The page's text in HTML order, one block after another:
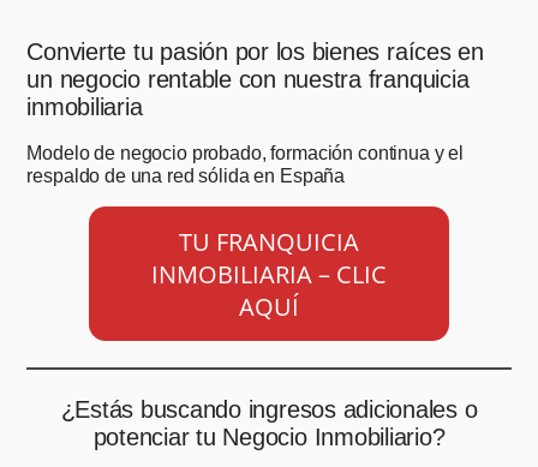
Convierte tu pasión por los bienes raíces en
un negocio rentable con nuestra franquicia
inmobiliaria
Modelo de negocio probado, formación continua y el
respaldo de una red sólida en España
TU FRANQUICIA
INMOBILIARIA – CLIC
AQUÍ
¿Estás buscando ingresos adicionales o
potenciar tu Negocio Inmobiliario?